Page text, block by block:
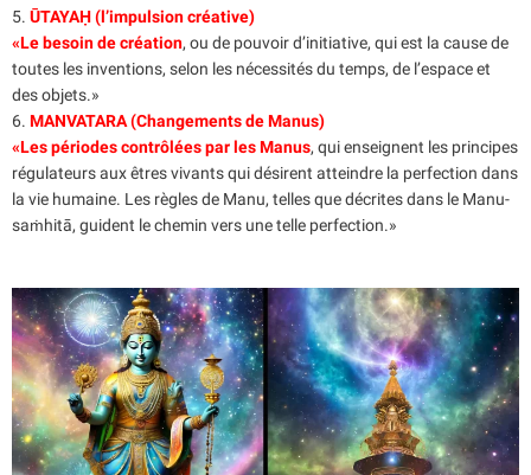
5. ŪTAYAḤ (l’impulsion créative)
«Le besoin de création, ou de pouvoir d’initiative, qui est la cause de
toutes les inventions, selon les nécessités du temps, de l’espace et
des objets.»
6. MANVATARA (Changements de Manus)
«Les périodes contrôlées par les Manus, qui enseignent les principes
régulateurs aux êtres vivants qui désirent atteindre la perfection dans
la vie humaine. Les règles de Manu, telles que décrites dans le Manu-
saṁhitā, guident le chemin vers une telle perfection.»